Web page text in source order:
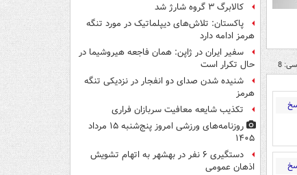
8
کالابرگ ۳ گروه شارژ شد
پاکستان: تلاش‌های دیپلماتیک در مورد تنگه
هرمز ادامه دارد
سفیر ایران در ژاپن: همان فاجعه هیروشیما در
حال تکرار است
شنیده شدن صدای دو انفجار در نزدیکی تنگه
هرمز
تکذیب شایعه معافیت سربازان فراری
روزنامه‌های ورزشی امروز پنج‌شنبه ۱۵ مرداد
۱۴۰۵
دستگیری ۶ نفر در بهشهر به اتهام تشویش
اذهان عمومی